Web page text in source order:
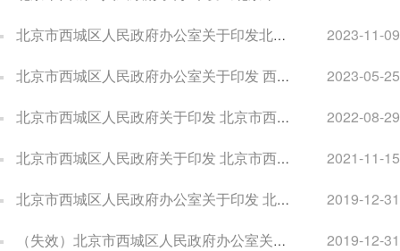
北京市西城区人民政府办公室关于印发北京市西城区对计划生育特殊家庭成员开展帮扶工作意见的通知
2023-11-09
北京市西城区人民政府办公室关于印发 西城区全面优化营商环境助力企业 高质量发展实施方案的通知
2023-05-25
北京市西城区人民政府关于印发 北京市西城区人民政府组织实施房屋征收拆迁强制执行工作规程的通知
2022-08-29
北京市西城区人民政府关于印发 北京市西城区做好当前和今后一个时期 就业工作若干措施的通知
2021-11-15
北京市西城区人民政府办公室关于印发 北京市西城区贯彻落实《北京市老年人养老 服务补贴津贴管理实施办法》实施细则的通知
2019-12-31
（失效）北京市西城区人民政府办公室关于印发 北京市西城区促进出版创意产业园区 发展办法（修订）的通知
2019-12-31